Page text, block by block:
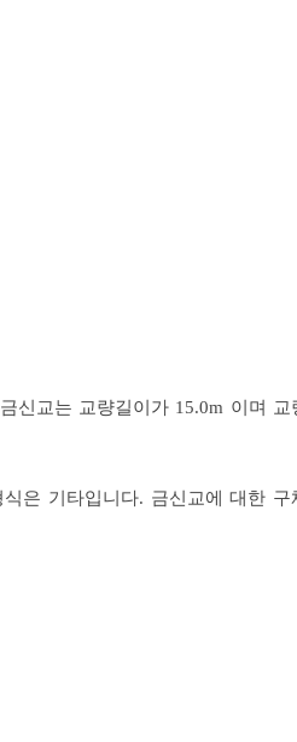
신교는 교량길이가 15.0m 이며 교
은 기타입니다. 금신교에 대한 구